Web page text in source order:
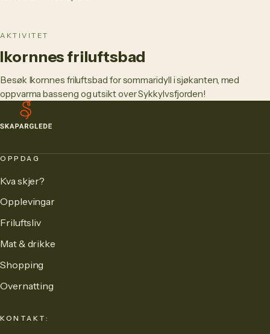
AKTIVITET
Ikornnes friluftsbad
Besøk Ikornnes friluftsbad for sommaridyll i sjøkanten, med
oppvarma basseng og utsikt over Sykkylvsfjorden!
OPPDAG
Kva skjer?
Opplevingar
Friluftsliv
Mat & drikke
Shopping
Overnatting
KONTAKT: